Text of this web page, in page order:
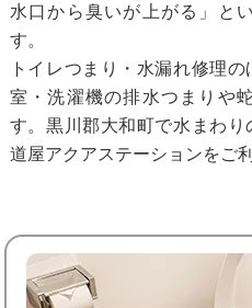
水口から臭いが上がる」と
す。
トイレつまり・水漏れ修理
室・洗濯機の排水つまりや
す。黒川郡大和町で水まわ
道屋アクアステーションをご